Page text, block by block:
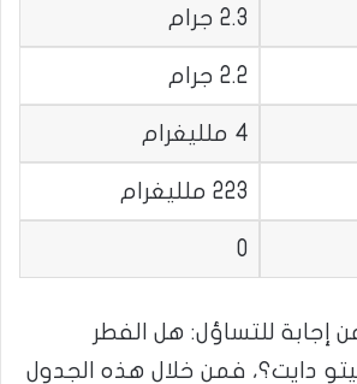
2.3 جرام
2.2 جرام
4 ملليغرام
223 ملليغرام
0
إجابة للتساؤل: هل الفطر
دايت؟، فمن خلال هذه الجدول